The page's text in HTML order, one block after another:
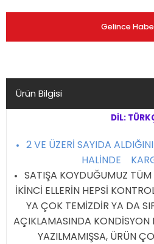
Gelince
Ürün Bilgisi
DİL:
2 VE ÜZERİ SAYIDA
HALİNDE
SATIŞA KOYDUĞUMUZ TÜM
İKİNCİ ELLERİN HEPSİ
YA ÇOK TEMİZDİR YA DA
AÇIKLAMASINDA KONDİSYON
YAZILMAMIŞSA, ÜRÜN